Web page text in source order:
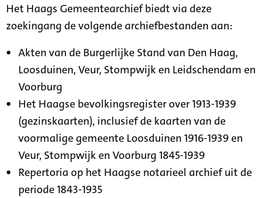
Het Haags Gemeentearchief biedt via deze
zoekingang de volgende archiefbestanden aan:
Akten van de Burgerlijke Stand van Den Haag,
Loosduinen, Veur, Stompwijk en Leidschendam en
Voorburg
Het Haagse bevolkingsregister over 1913-1939
(gezinskaarten), inclusief de kaarten van de
voormalige gemeente Loosduinen 1916-1939 en
Veur, Stompwijk en Voorburg 1845-1939
Repertoria op het Haagse notarieel archief uit de
periode 1843-1935